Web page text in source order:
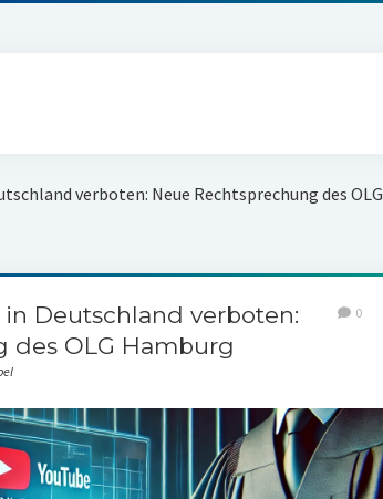
verboten: Neue Rechtsprechung des OLG
Deutschland verboten:
des OLG Hamburg
0